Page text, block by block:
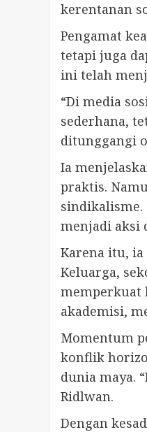
kerentanan
Pengamat
tetapi juga
ini telah
“Di media
sederhana,
ditunggangi
Ia
praktis.
sindikalisme.
menjadi aksi
Karena itu,
Keluarga,
memperkuat
akademisi,
Momentum
konflik
dunia maya.
Ridlwan.
Dengan